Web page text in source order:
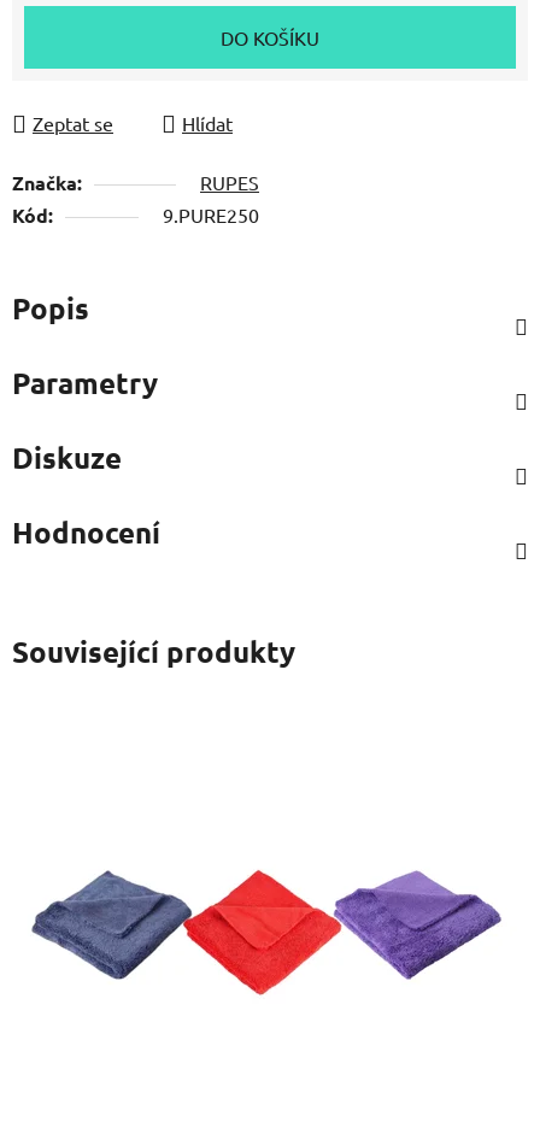
DO KOŠÍKU
Zeptat se Hlídat
Značka: RUPES
Kód: 9.PURE250
Popis
Parametry
Diskuze
Hodnocení
Související produkty